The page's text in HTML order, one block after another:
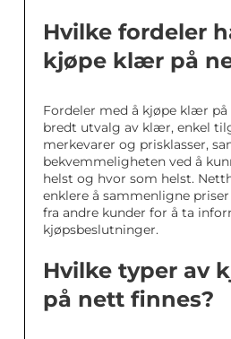
Hvilke fordeler
kjøpe klær på
Fordeler med å kjøpe klær
bredt utvalg av klær, enkel
merkevarer og prisklasser,
bekvemmeligheten ved å
helst og hvor som helst.
enklere å sammenligne
fra andre kunder for å ta
kjøpsbeslutninger.
Hvilke typer av
på nett finnes?